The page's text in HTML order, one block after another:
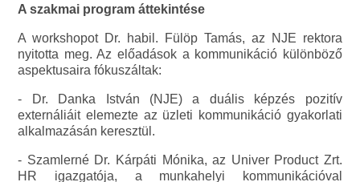
A szakmai program áttekintése
A workshopot Dr. habil. Fülöp Tamás, az NJE rektora
nyitotta meg. Az előadások a kommunikáció különböző
aspektusaira fókuszáltak:
- Dr. Danka István (NJE) a duális képzés pozitív
externáliáit elemezte az üzleti kommunikáció gyakorlati
alkalmazásán keresztül.
- Szamlerné Dr. Kárpáti Mónika, az Univer Product Zrt.
HR igazgatója, a munkahelyi kommunikációval